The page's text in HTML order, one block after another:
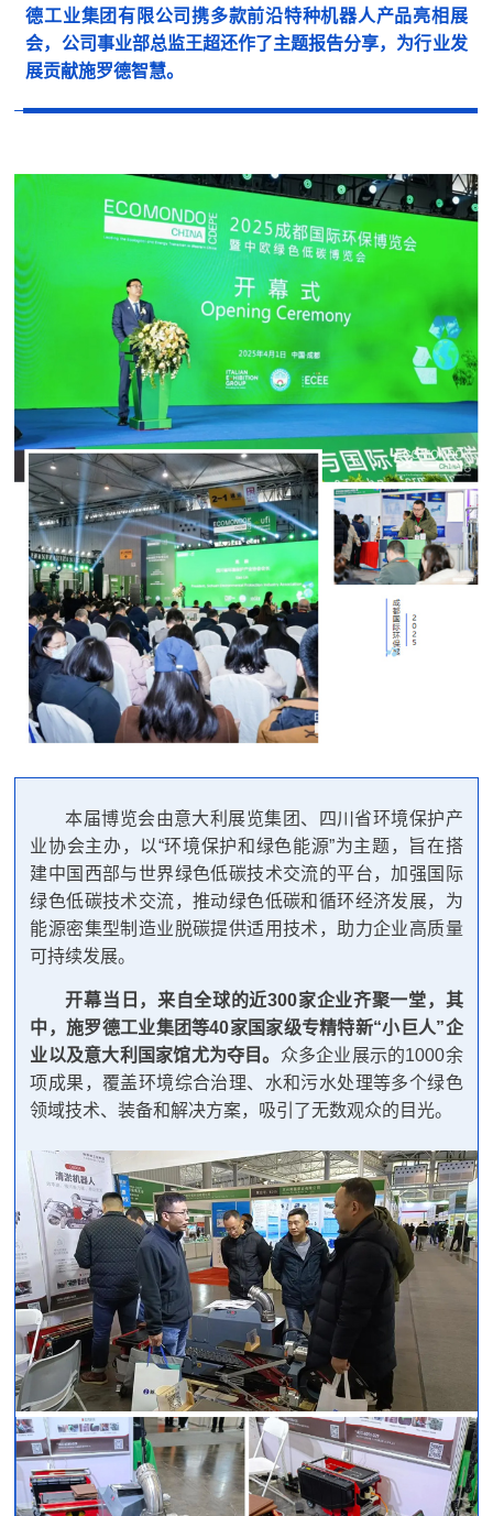
德工业集团有限公司携多款前沿特种机器人产品亮相展
会，公司事业部总监王超还作了主题报告分享，为行业发
展贡献施罗德智慧。
本届博览会由意大利展览集团、四川省环境保护产
业协会主办，以“环境保护和绿色能源”为主题，旨在搭
建中国西部与世界绿色低碳技术交流的平台，加强国际
绿色低碳技术交流，推动绿色低碳和循环经济发展，为
能源密集型制造业脱碳提供适用技术，助力企业高质量
可持续发展。
开幕当日，来自全球的近300家企业齐聚一堂，其
中，施罗德工业集团等40家国家级专精特新“小巨人”企
业以及意大利国家馆尤为夺目。 众多企业展示的1000余
项成果，覆盖环境综合治理、水和污水处理等多个绿色
领域技术、装备和解决方案，吸引了无数观众的目光。